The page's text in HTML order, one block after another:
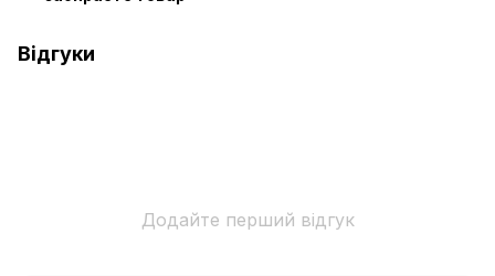
Відгуки
Додайте перший відгук